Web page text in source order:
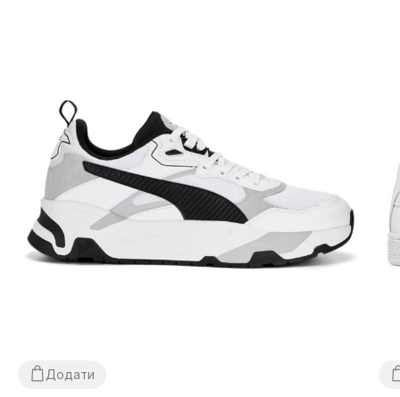
використання грошового переказу сплачується
покупцем окремо від вартості товару! Доставка
товару займає 1-3 доби від моменту підтвердження
замовлення. Товар можна обміняти чи повернути. У разі,
якщо щось не підійшло — покупець може абсолютно
безкоштовно відмовитися від посилки безпосередньо
на відділенні пошти!
Додати